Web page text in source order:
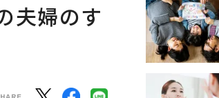
夫婦のす